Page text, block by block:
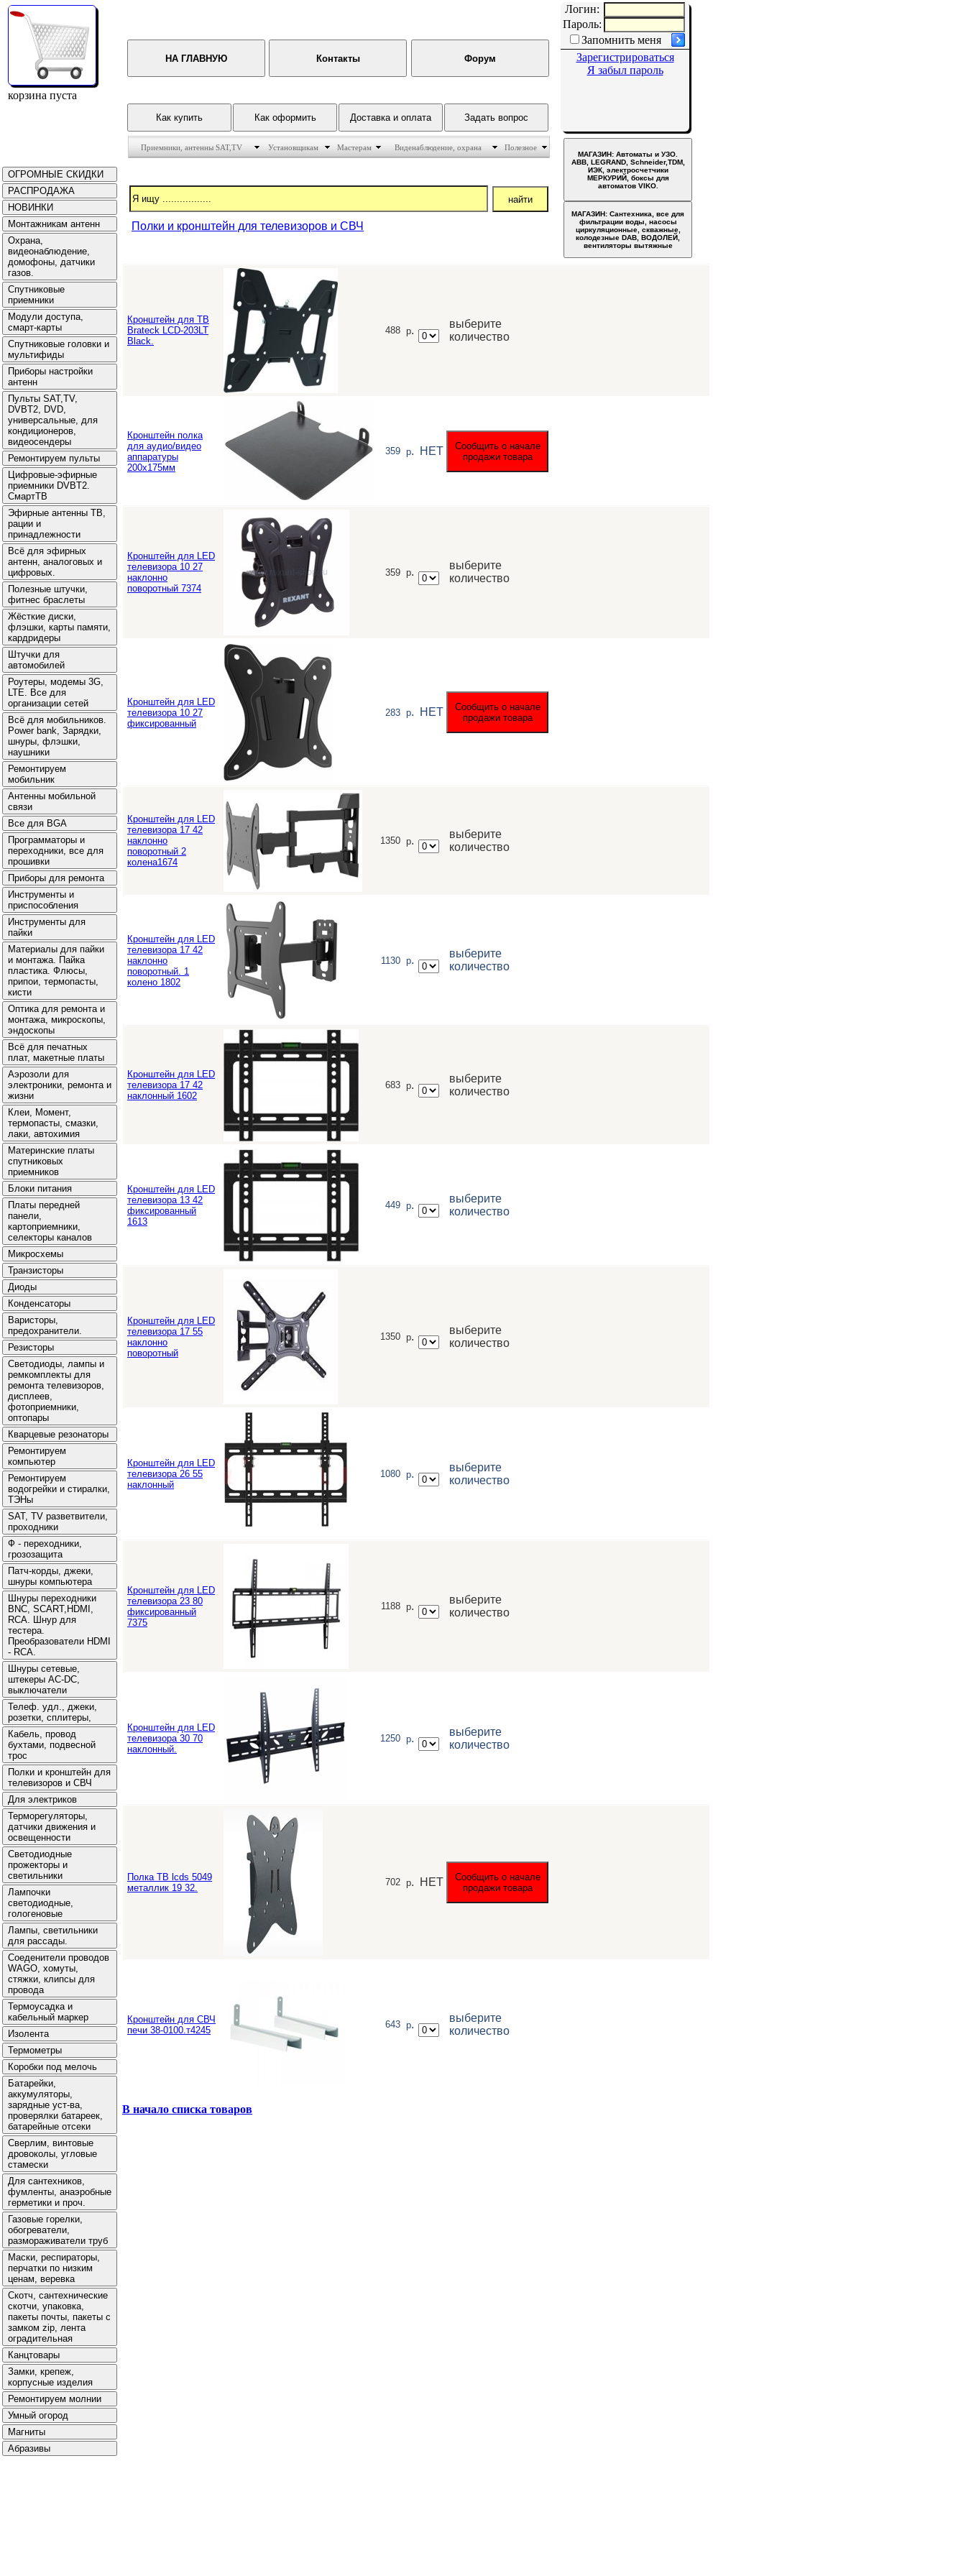
Логин:
Пароль:
Запомнить меня
Зарегистрироваться
Я забыл пароль
корзина пуста
Приемники, антенны SAT,TV Установщикам Мастерам Виденаблюдение, охрана Полезное
Полки и кронштейн для телевизоров и СВЧ
Кронштейн для ТВ
Brateck LCD-203LT
Black.
488 р.
выберите
количество
Кронштейн полка
для аудио/видео
аппаратуры
200х175мм
359 р. НЕТ
Кронштейн для LED
телевизора 10 27
наклонно
поворотный 7374
359 р.
выберите
количество
Кронштейн для LED
телевизора 10 27
фиксированный
283 р. НЕТ
Кронштейн для LED
телевизора 17 42
наклонно
поворотный 2
колена1674
1350 р.
выберите
количество
Кронштейн для LED
телевизора 17 42
наклонно
поворотный. 1
колено 1802
1130 р.
выберите
количество
Кронштейн для LED
телевизора 17 42
наклонный 1602
683 р.
выберите
количество
Кронштейн для LED
телевизора 13 42
фиксированный
1613
449 р.
выберите
количество
Кронштейн для LED
телевизора 17 55
наклонно
поворотный
1350 р.
выберите
количество
Кронштейн для LED
телевизора 26 55
наклонный
1080 р.
выберите
количество
Кронштейн для LED
телевизора 23 80
фиксированный
7375
1188 р.
выберите
количество
Кронштейн для LED
телевизора 30 70
наклонный.
1250 р.
выберите
количество
Полка ТВ lcds 5049
металлик 19 32.
702 р. НЕТ
Кронштейн для СВЧ
печи 38-0100.т4245
643 р.
выберите
количество
В начало списка товаров